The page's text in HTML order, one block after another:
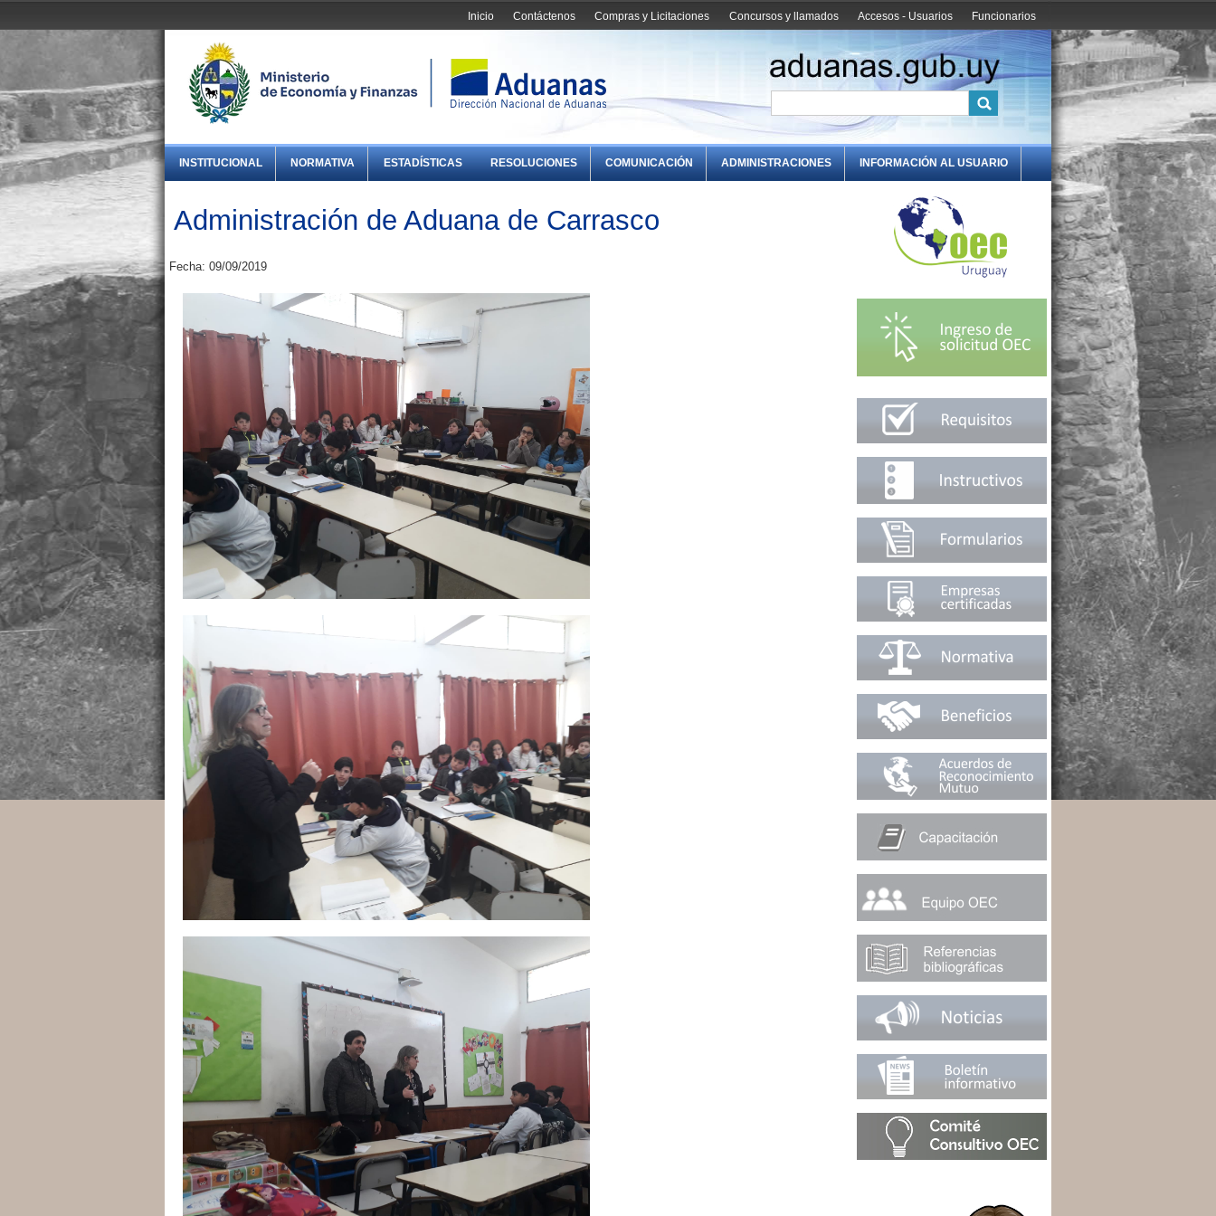
Funcionarios
Accesos - Usuarios
Concursos y llamados
Compras y Licitaciones
Contáctenos
Inicio
INSTITUCIONAL NORMATIVA ESTADÍSTICAS RESOLUCIONES COMUNICACIÓN ADMINISTRACIONES INFORMACIÓN AL USUARIO
Administración de Aduana de Carrasco
Fecha: 09/09/2019